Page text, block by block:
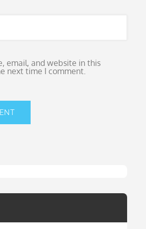
email, and website in this
next time I comment.